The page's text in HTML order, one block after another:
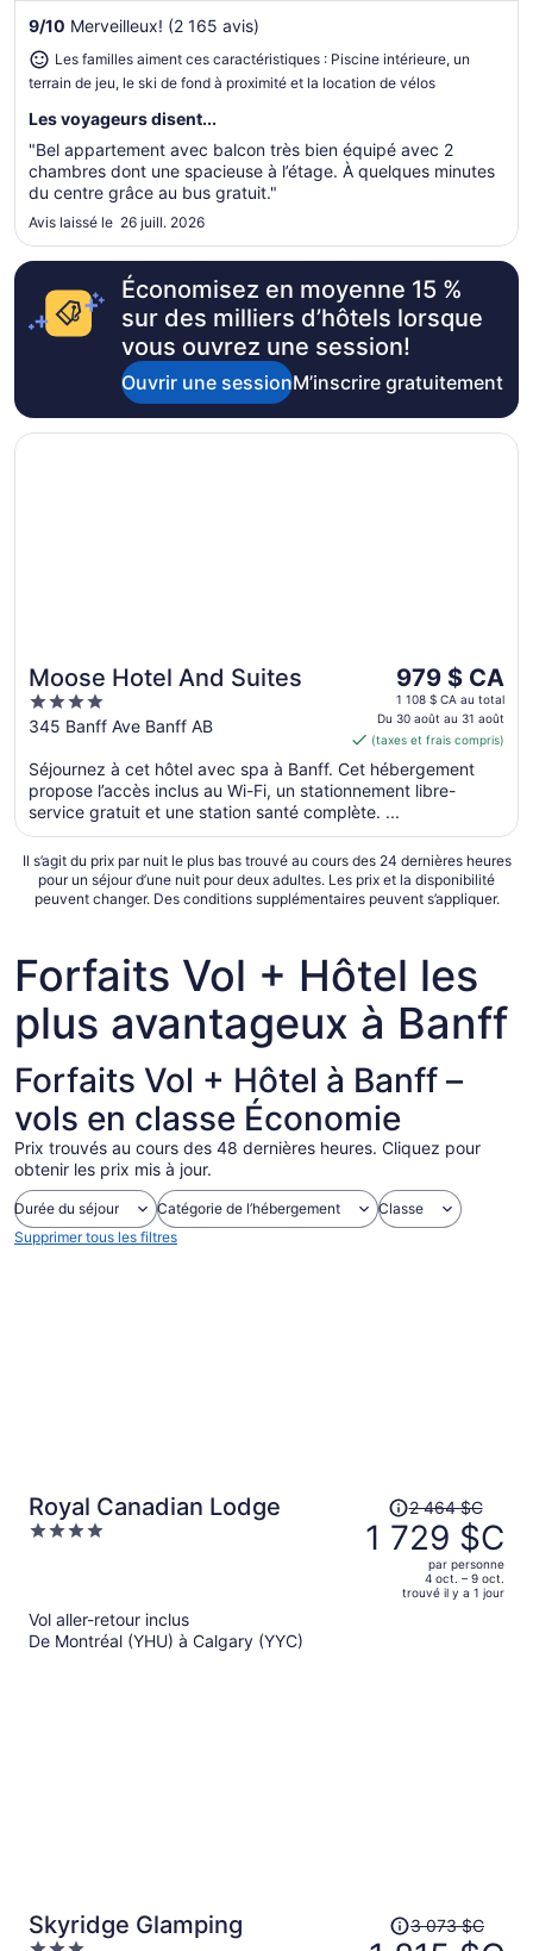
9/10 Merveilleux! (2 165 avis)
Les familles aiment ces caractéristiques : Piscine intérieure, un
terrain de jeu, le ski de fond à proximité et la location de vélos
Les voyageurs disent...
"Bel appartement avec balcon très bien équipé avec 2
chambres dont une spacieuse à l’étage. À quelques minutes
du centre grâce au bus gratuit."
Avis laissé le 26 juill. 2026
Économisez en moyenne 15 %
sur des milliers d’hôtels lorsque
vous ouvrez une session!
Ouvrir une sessionM’inscrire gratuitement
Moose Hotel And Suites
4
out
5
345 Banff Ave Banff AB
Le
prix
est
de 979 $ CA
par
nuit
du 30
août
au 31
août
979 $ CA
1 108 $ CA au total
Du 30 août au 31 août
(taxes et frais compris)
Séjournez à cet hôtel avec spa à Banff. Cet hébergement
propose l’accès inclus au Wi-Fi, un stationnement libre-
service gratuit et une station santé complète. ...
S’ouvre dans une nouvelle fenêtre
Moose Hotel And Suites
Il s’agit du prix par nuit le plus bas trouvé au cours des 24 dernières heures
pour un séjour d’une nuit pour deux adultes. Les prix et la disponibilité
peuvent changer. Des conditions supplémentaires peuvent s’appliquer.
Forfaits Vol + Hôtel les
plus avantageux à Banff
Forfaits Vol + Hôtel à Banff –
vols en classe Économie
Prix trouvés au cours des 48 dernières heures. Cliquez pour
obtenir les prix mis à jour.
Durée du séjour Catégorie de l’hébergement
Classe
Supprimer tous les filtres
Royal Canadian Lodge
4
prix
était
de 2 464 $C,
2 464 $C
1 729 $C
par personne
4 oct. – 9 oct.
trouvé il y a 1 jour
Vol aller-retour inclus
De Montréal (YHU) à Calgary (YYC)
Skyridge Glamping
prix
3 073 $C